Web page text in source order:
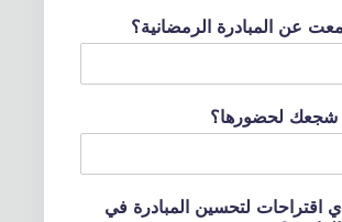
t
e
S
اقتراحات لتحسين المبادرة في